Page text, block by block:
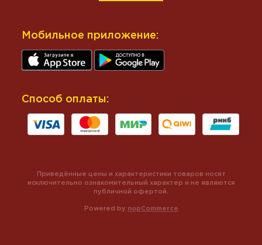
Мобильное приложение:
Способ оплаты:
Powered by nopCommerce
Приведённые цены и характеристики товаров носят
исключительно ознакомительный характер и не являются
публичной офертой.